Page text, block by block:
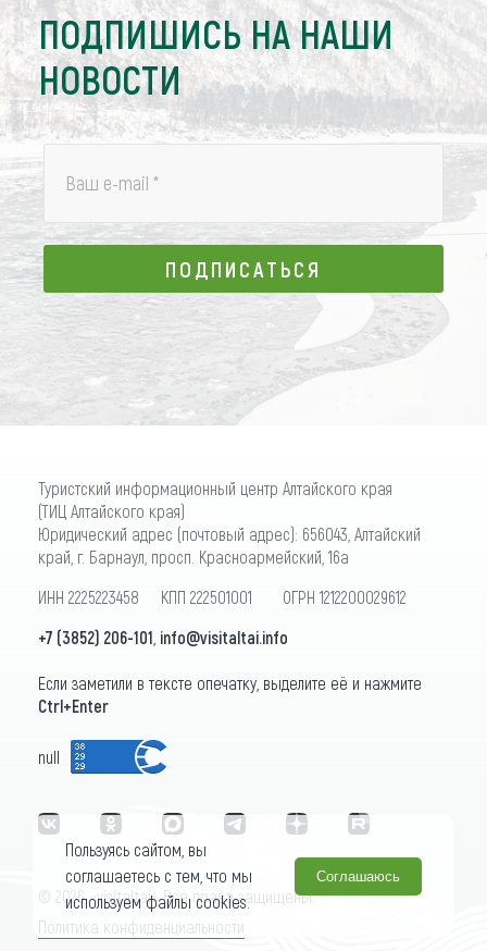
ПОДПИШИСЬ НА НАШИ
НОВОСТИ
Ваш e-mail *
ПОДПИСАТЬСЯ
ПОДПИСАТЬСЯ
Туристский информационный центр Алтайского края
(ТИЦ Алтайского края)
Юридический адрес (почтовый адрес): 656043, Алтайский
край, г. Барнаул, просп. Красноармейский, 16а
ИНН 2225223458 КПП 222501001 ОГРН 1212200029612
+7 (3852) 206-101 info@visitaltai.info
Если заметили в тексте опечатку, выделите её и нажмите
Ctrl+Enter
null
© 2026 «visitaltai» Все права защищены.
Политика конфиденциальности
Пользуясь сайтом, вы
соглашаетесь с тем, что мы
используем файлы cookies.
Соглашаюсь